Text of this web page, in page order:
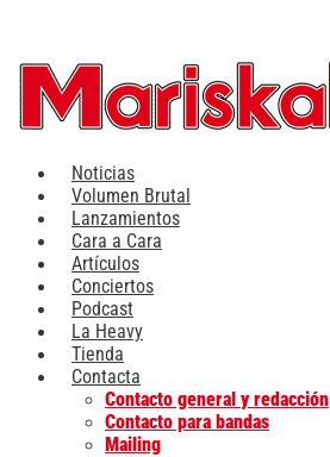
contenido
Noticias
Volumen Brutal
Lanzamientos
Cara a Cara
Artículos
Conciertos
Podcast
La Heavy
Tienda
Contacta
Contacto general y redacción
Contacto para bandas
Mailing